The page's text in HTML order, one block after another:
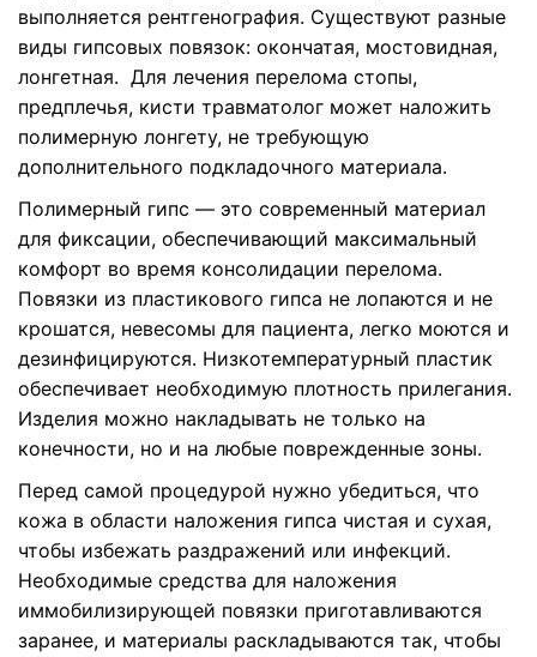
выполняется рентгенография. Существуют разные
виды гипсовых повязок: окончатая, мостовидная,
лонгетная. Для лечения перелома стопы,
предплечья, кисти травматолог может наложить
полимерную лонгету, не требующую
дополнительного подкладочного материала.
Полимерный гипс — это современный материал
для фиксации, обеспечивающий максимальный
комфорт во время консолидации перелома.
Повязки из пластикового гипса не лопаются и не
крошатся, невесомы для пациента, легко моются и
дезинфицируются. Низкотемпературный пластик
обеспечивает необходимую плотность прилегания.
Изделия можно накладывать не только на
конечности, но и на любые поврежденные зоны.
Перед самой процедурой нужно убедиться, что
кожа в области наложения гипса чистая и сухая,
чтобы избежать раздражений или инфекций.
Необходимые средства для наложения
иммобилизирующей повязки приготавливаются
заранее, и материалы раскладываются так, чтобы